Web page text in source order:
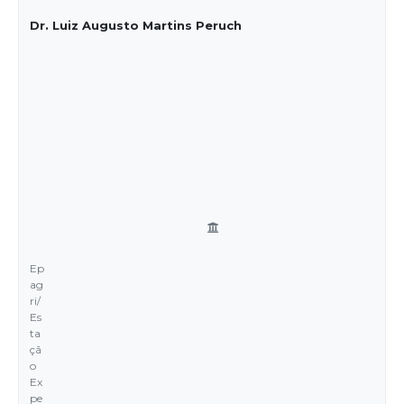
Dr. Luiz Augusto Martins Peruch
Ep
ag
ri/
Es
ta
çã
o
Ex
pe